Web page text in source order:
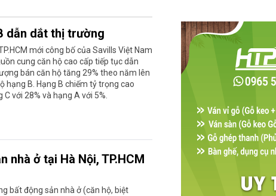
dẫn dắt thị trường
mới công bố của Savills Việt Nam
cung căn hộ cao cấp tiếp tục dẫn
bán căn hộ tăng 29% theo năm lên
hạng B. Hạng B chiếm tỷ trọng cao
với 28% và hạng A với 5%.
nhà ở tại Hà Nội, TP.HCM
bất động sản nhà ở (căn hộ, biệt